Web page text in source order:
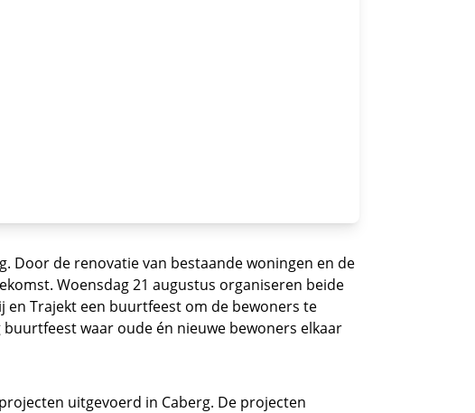
Door de renovatie van bestaande woningen en de
Woensdag 21 augustus organiseren beide
en Trajekt een buurtfeest om de bewoners te
waar oude én nieuwe bewoners elkaar
uitgevoerd in Caberg. De projecten